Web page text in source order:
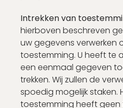
Intrekken van
hierboven beschreven
uw gegevens verwerken
toestemming. U heeft te
een eenmaal gegeven
trekken. Wij zullen de
spoedig mogelijk staken.
toestemming heeft geen